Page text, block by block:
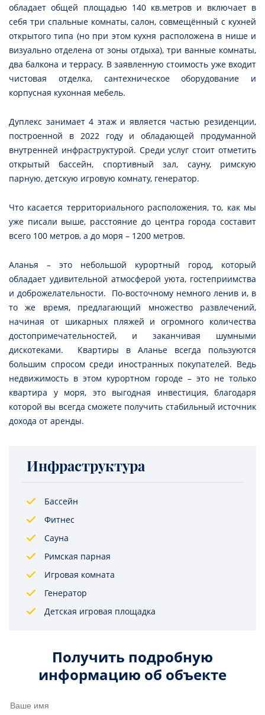
обладает общей площадью 140 кв.метров и включает в
себя три спальные комнаты, салон, совмещённый с кухней
открытого типа (но при этом кухня расположена в нише и
визуально отделена от зоны отдыха), три ванные комнаты,
два балкона и террасу. В заявленную стоимость уже входит
чистовая отделка, сантехническое оборудование и
корпусная кухонная мебель.
Дуплекс занимает 4 этаж и является частью резиденции,
построенной в 2022 году и обладающей продуманной
внутренней инфраструктурой. Среди услуг стоит отметить
открытый бассейн, спортивный зал, сауну, римскую
парную, детскую игровую комнату, генератор.
Что касается территориального расположения, то, как мы
уже писали выше, расстояние до центра города составит
всего 100 метров, а до моря – 1200 метров.
Аланья – это небольшой курортный город, который
обладает удивительной атмосферой уюта, гостеприимства
и доброжелательности. По-восточному немного ленив и, в
то же время, предлагающий множество развлечений,
начиная от шикарных пляжей и огромного количества
достопримечательностей, и заканчивая шумными
дискотеками. Квартиры в Аланье всегда пользуются
большим спросом среди иностранных покупателей. Ведь
недвижимость в этом курортном городе – это не только
квартира у моря, это выгодная инвестиция, благодаря
которой вы всегда сможете получить стабильный источник
дохода от аренды.
Инфраструктура
Бассейн
Фитнес
Сауна
Римская парная
Игровая комната
Генератор
Детская игровая площадка
Получить подробную
информацию об объекте